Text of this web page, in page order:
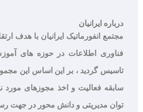
درباره ایرانیان
مجتمع انفورماتیک ایرانیان با هدف
فناوری اطلاعات در حوزه های
سابقه فعالیت و اخذ مجوزهای مورد
توان مدیریتی و دانش محور در جهت